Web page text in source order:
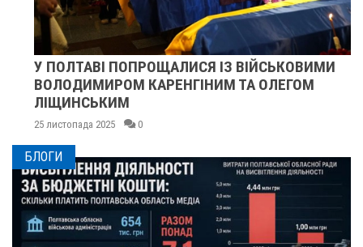
У ПОЛТАВІ ПОПРОЩАЛИСЯ ІЗ ВІЙСЬКОВИМИ
ВОЛОДИМИРОМ КАРЕНГІНИМ ТА ОЛЕГОМ
ЛІЩИНСЬКИМ
25 листопада 2025 0
БЛОГИ